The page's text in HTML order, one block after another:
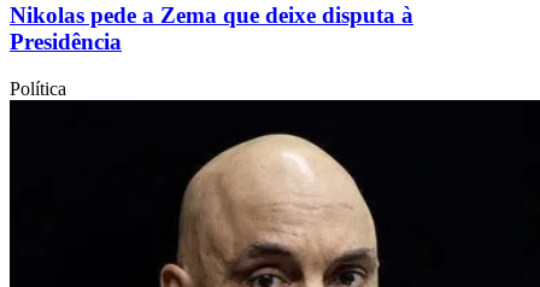
Nikolas pede a Zema que deixe disputa à
Presidência
Política